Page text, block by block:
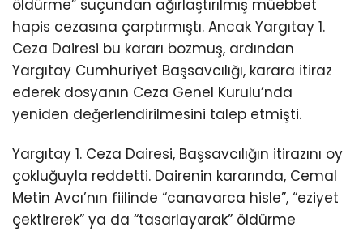
öldürme” suçundan ağırlaştırılmış müebbet
hapis cezasına çarptırmıştı. Ancak Yargıtay 1.
Ceza Dairesi bu kararı bozmuş, ardından
Yargıtay Cumhuriyet Başsavcılığı, karara itiraz
ederek dosyanın Ceza Genel Kurulu’nda
yeniden değerlendirilmesini talep etmişti.
Yargıtay 1. Ceza Dairesi, Başsavcılığın itirazını oy
çokluğuyla reddetti. Dairenin kararında, Cemal
Metin Avcı’nın fiilinde “canavarca hisle”, “eziyet
çektirerek” ya da “tasarlayarak” öldürme